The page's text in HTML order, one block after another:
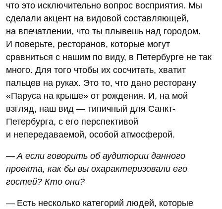
что это исключительно вопрос восприятия. Мы
сделали акцент на видовой составляющей,
на впечатлении, что ты плывешь над городом.
И поверьте, ресторанов, которые могут
сравниться с нашим по виду, в Петербурге не так
много. Для того чтобы их сосчитать, хватит
пальцев на руках. Это то, что дано ресторану
«Паруса на крыше» от рождения. И, на мой
взгляд, наш вид — типичный для Санкт-
Петербурга, с его перспективой
и непередаваемой, особой атмосферой.
— А если говорить об аудитории данного
проекта, как бы вы охарактеризовали его
гостей? Кто они?
— Есть несколько категорий людей, которые